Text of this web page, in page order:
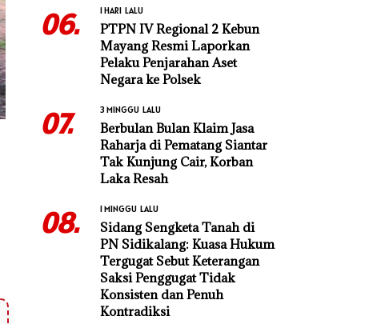
06. 1 HARI LALU
PTPN IV Regional 2 Kebun
Mayang Resmi Laporkan
Pelaku Penjarahan Aset
Negara ke Polsek
07. 3 MINGGU LALU
Berbulan Bulan Klaim Jasa
Raharja di Pematang Siantar
Tak Kunjung Cair, Korban
Laka Resah
08. 1 MINGGU LALU
Sidang Sengketa Tanah di
PN Sidikalang: Kuasa Hukum
Tergugat Sebut Keterangan
Saksi Penggugat Tidak
Konsisten dan Penuh
Kontradiksi